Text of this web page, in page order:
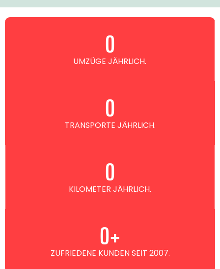
UMZÜGE JÄHRLICH.
0
TRANSPORTE JÄHRLICH.
0
KILOMETER JÄHRLICH.
0
ZUFRIEDENE KUNDEN SEIT 2007.
0+